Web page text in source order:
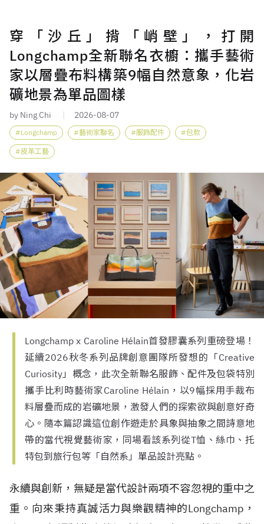
穿「沙丘」揹「峭壁」，打開
Longchamp全新聯名衣櫥：攜手藝術
家以層疊布料構築9幅自然意象，化岩
礦地景為單品圖樣
by Ning Chi 2026-08-07
Longchamp 藝術家聯名 服飾配件 包款
皮革工藝
Longchamp x Caroline Hélain首發膠囊系列重磅登場！
延續2026秋冬系列品牌創意團隊所發想的「Creative
Curiosity」概念，此次全新聯名服飾、配件及包袋特別
攜手比利時藝術家Caroline Hélain，以9幅採用手裁布
料層疊而成的岩礦地景，激發人們的探索欲與創意好奇
心。隨本篇認識這位創作遊走於具象與抽象之間詩意地
帶的當代視覺藝術家，同場看該系列從T恤、絲巾、托
特包到旅行包等「自然系」單品設計亮點。
永續與創新，無疑是當代設計兩項不容忽視的重中之
重。向來秉持真誠活力與樂觀精神的Longchamp，